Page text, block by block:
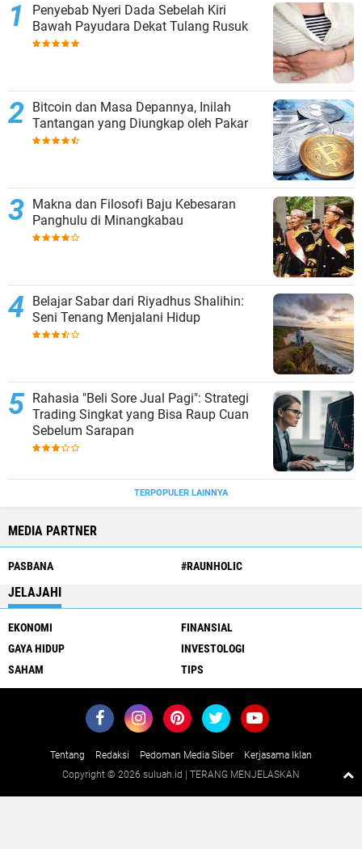
Penyebab Nyeri Dada Sebelah Kiri
Bawah Payudara Dekat Tulang Rusuk
Bitcoin dan Masa Depannya, Inilah
Tantangan yang Diungkap oleh Pakar
Makna dan Filosofi Baju Kebesaran
Panghulu di Minangkabau
Belajar Sabar dari Riyadhus Shalihin:
Seni Tenang Menjalani Hidup
Rahasia "Beli Sore Jual Pagi": Strategi
Trading Singkat yang Bisa Raup Cuan
Sebelum Sarapan
TERPOPULER LAINNYA
MEDIA PARTNER
PASBANA #RAUNHOLIC
JELAJAHI
EKONOMI
FINANSIAL
GAYA HIDUP
INVESTOLOGI
SAHAM
TIPS
Tentang Redaksi Pedoman Media Siber
Kerjasama Iklan
Copyright © 2026 suluah.id | TERANG MENJELASKAN